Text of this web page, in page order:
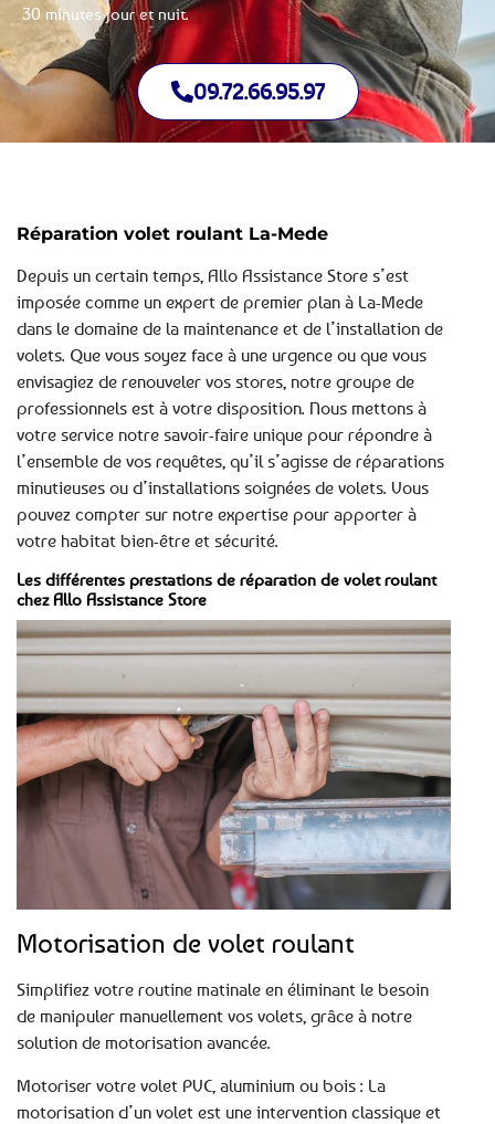
30 minutes jour et nuit.
09.72.66.95.97
Réparation volet roulant La-Mede
Depuis un certain temps, Allo Assistance Store s’est
imposée comme un expert de premier plan à La-Mede
dans le domaine de la maintenance et de l’installation de
volets. Que vous soyez face à une urgence ou que vous
envisagiez de renouveler vos stores, notre groupe de
professionnels est à votre disposition. Nous mettons à
votre service notre savoir-faire unique pour répondre à
l’ensemble de vos requêtes, qu’il s’agisse de réparations
minutieuses ou d’installations soignées de volets. Vous
pouvez compter sur notre expertise pour apporter à
votre habitat bien-être et sécurité.
Les différentes prestations de réparation de volet roulant
chez Allo Assistance Store
Motorisation de volet roulant
Simplifiez votre routine matinale en éliminant le besoin
de manipuler manuellement vos volets, grâce à notre
solution de motorisation avancée.
Motoriser votre volet PVC, aluminium ou bois : La
motorisation d’un volet est une intervention classique et